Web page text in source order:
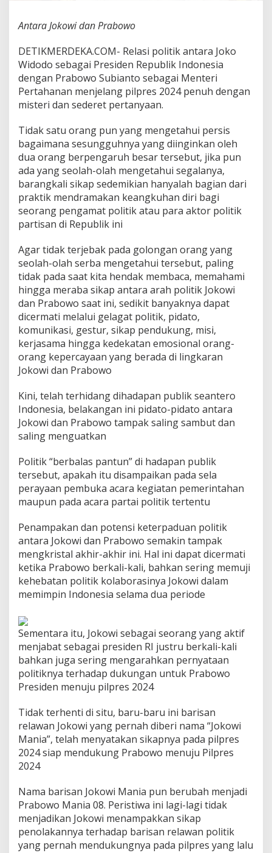
Antara Jokowi dan Prabowo
DETIKMERDEKA.COM- Relasi politik antara Joko
Widodo sebagai Presiden Republik Indonesia
dengan Prabowo Subianto sebagai Menteri
Pertahanan menjelang pilpres 2024 penuh dengan
misteri dan sederet pertanyaan.
Tidak satu orang pun yang mengetahui persis
bagaimana sesungguhnya yang diinginkan oleh
dua orang berpengaruh besar tersebut, jika pun
ada yang seolah-olah mengetahui segalanya,
barangkali sikap sedemikian hanyalah bagian dari
praktik mendramakan keangkuhan diri bagi
seorang pengamat politik atau para aktor politik
partisan di Republik ini
Agar tidak terjebak pada golongan orang yang
seolah-olah serba mengetahui tersebut, paling
tidak pada saat kita hendak membaca, memahami
hingga meraba sikap antara arah politik Jokowi
dan Prabowo saat ini, sedikit banyaknya dapat
dicermati melalui gelagat politik, pidato,
komunikasi, gestur, sikap pendukung, misi,
kerjasama hingga kedekatan emosional orang-
orang kepercayaan yang berada di lingkaran
Jokowi dan Prabowo
Kini, telah terhidang dihadapan publik seantero
Indonesia, belakangan ini pidato-pidato antara
Jokowi dan Prabowo tampak saling sambut dan
saling menguatkan
Politik “berbalas pantun” di hadapan publik
tersebut, apakah itu disampaikan pada sela
perayaan pembuka acara kegiatan pemerintahan
maupun pada acara partai politik tertentu
Penampakan dan potensi keterpaduan politik
antara Jokowi dan Prabowo semakin tampak
mengkristal akhir-akhir ini. Hal ini dapat dicermati
ketika Prabowo berkali-kali, bahkan sering memuji
kehebatan politik kolaborasinya Jokowi dalam
memimpin Indonesia selama dua periode
Sementara itu, Jokowi sebagai seorang yang aktif
menjabat sebagai presiden RI justru berkali-kali
bahkan juga sering mengarahkan pernyataan
politiknya terhadap dukungan untuk Prabowo
Presiden menuju pilpres 2024
Tidak terhenti di situ, baru-baru ini barisan
relawan Jokowi yang pernah diberi nama “Jokowi
Mania”, telah menyatakan sikapnya pada pilpres
2024 siap mendukung Prabowo menuju Pilpres
2024
Nama barisan Jokowi Mania pun berubah menjadi
Prabowo Mania 08. Peristiwa ini lagi-lagi tidak
menjadikan Jokowi menampakkan sikap
penolakannya terhadap barisan relawan politik
yang pernah mendukungnya pada pilpres yang lalu